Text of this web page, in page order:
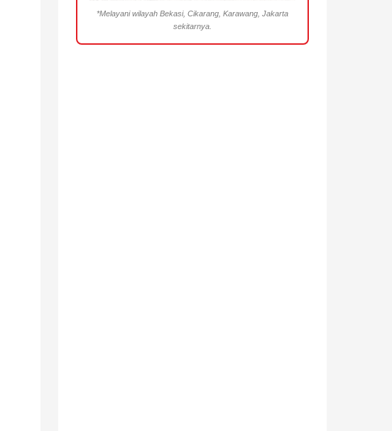
*Melayani wilayah Bekasi, Cikarang, Karawang, Jakarta
sekitarnya.